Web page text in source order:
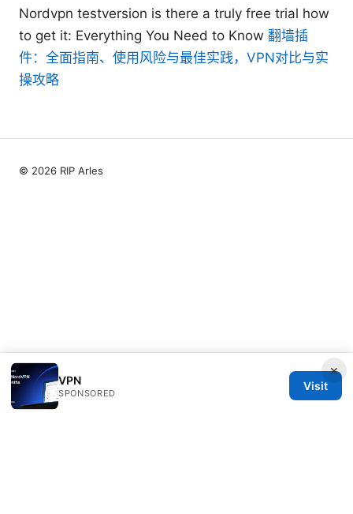
Nordvpn testversion is there a truly free trial how
to get it: Everything You Need to Know 翻墙插
件：全面指南、使用风险与最佳实践，VPN对比与实
操攻略
×
VPN
SPONSORED
Visit
© 2026 RIP Arles